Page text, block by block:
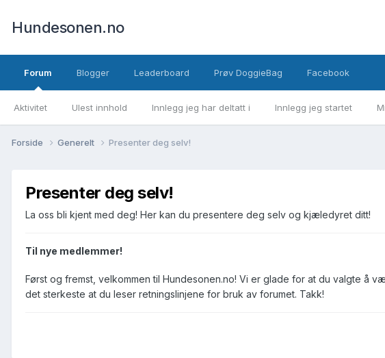
Hundesonen.no
Forum
Aktivitet Ulest innhold Innlegg jeg har deltatt i Innlegg jeg startet
Blogger Leaderboard Prøv DoggieBag Facebook
Forside Generelt Presenter deg selv!
Presenter deg selv!
La oss bli kjent med deg! Her kan du presentere deg selv og kjæledyret ditt!
Til nye medlemmer!
Først og fremst, velkommen til Hundesonen.no! Vi er glade for at du valgte å
det sterkeste at du leser retningslinjene for bruk av forumet. Takk!